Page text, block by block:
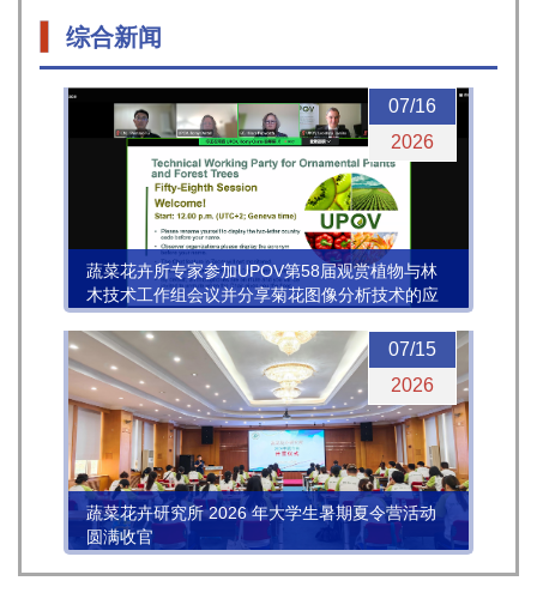
综合新闻
07/16
2026
蔬菜花卉所专家参加UPOV第58届观赏植物与林
木技术工作组会议并分享菊花图像分析技术的应
用进展
07/15
2026
蔬菜花卉研究所 2026 年大学生暑期夏令营活动
圆满收官